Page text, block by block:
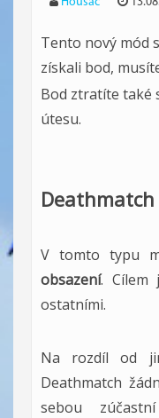
Tento nový mód
získali bod,
Bod ztratíte také
útesu.
Deathmatch
V tomto typu
obsazení. Cílem
ostatními.
Na rozdíl od
Deathmatch
sebou